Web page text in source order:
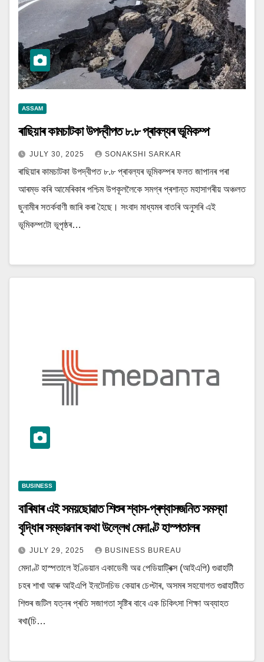
ASSAM
ৰাছিয়াৰ কামচাটকা উপদ্বীপত ৮.৮ প্ৰাবল্যৰ ভূমিকম্প
JULY 30, 2025 SONAKSHI SARKAR
ৰাছিয়াৰ কামচাটকা উপদ্বীপত ৮.৮ প্ৰাবল্যৰ ভূমিকম্পৰ ফলত জাপানৰ পৰা
আৰম্ভ কৰি আমেৰিকাৰ পশ্চিম উপকূললৈকে সমগ্ৰ প্ৰশান্ত মহাসাগৰীয় অঞ্চলত
ছুনামীৰ সতৰ্কবাণী জাৰি কৰা হৈছে। সংবাদ মাধ্যমৰ বাতৰি অনুসৰি এই
ভূমিকম্পটো ভূপৃষ্ঠৰ…
BUSINESS
বাৰিষাৰ এই সময়ছোৱাত শিশুৰ শ্বাস-প্ৰশ্বাসজনিত সমস্যা
বৃদ্ধিাৰ সম্ভাৱনাৰ কথা উল্লেখ মেদাণ্ট হাস্পতালৰ
JULY 29, 2025 BUSINESS BUREAU
মেদাণ্ট হাস্পতালে ইণ্ডিয়ান একাডেমী অৱ পেডিয়াট্ৰিক্স (আইএপি) গুৱাহাটী
চহৰ শাখা আৰু আইএপি ইনটেনচিভ কেয়াৰ চেপ্টাৰ, অসমৰ সহযোগত গুৱাহাটীত
শিশুৰ জটিল যত্নৰ প্ৰতি সজাগতা সৃষ্টিৰ বাবে এক চিকিৎসা শিক্ষা অব্যাহত
ৰখা(চি…